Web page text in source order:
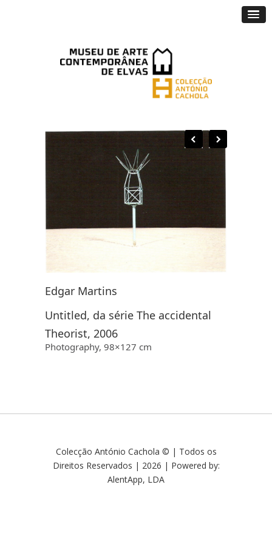
Edgar Martins
Untitled, da série The accidental
Theorist, 2006
Photography, 98×127 cm
Colecção António Cachola © | Todos os
Direitos Reservados | 2026 | Powered by:
AlentApp, LDA